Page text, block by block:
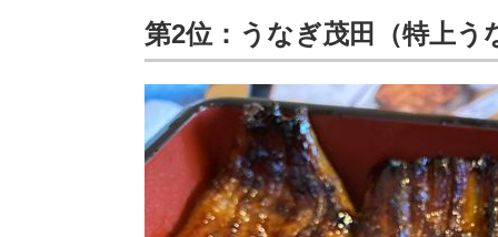
第2位：うなぎ茂田（特上う